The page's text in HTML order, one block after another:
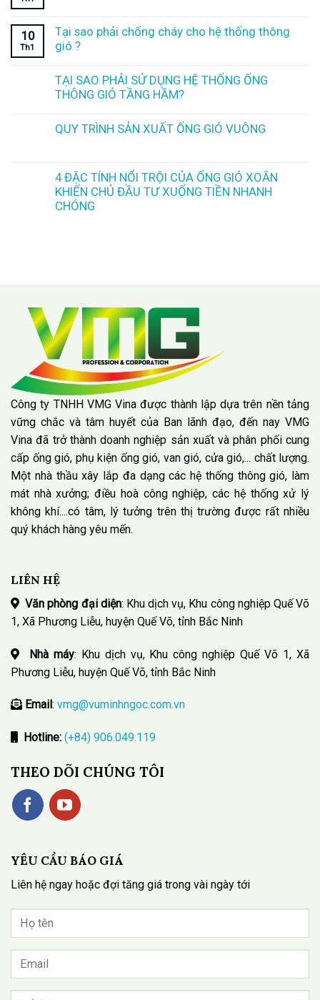
10
Th1
Tại sao phải chống cháy cho hệ thống thông
gió ?
TẠI SAO PHẢI SỬ DỤNG HỆ THỐNG ỐNG
THÔNG GIÓ TẦNG HẦM?
QUY TRÌNH SẢN XUẤT ỐNG GIÓ VUÔNG
4 ĐẶC TÍNH NỔI TRỘI CỦA ỐNG GIÓ XOẮN
KHIẾN CHỦ ĐẦU TƯ XUỐNG TIỀN NHANH
CHÓNG
Công ty TNHH VMG Vina được thành lập dựa trên nền tảng
vững chắc và tâm huyết của Ban lãnh đạo, đến nay VMG
Vina đã trở thành doanh nghiệp sản xuất và phân phối cung
cấp ống gió, phụ kiện ống gió, van gió, cửa gió,... chất lượng.
Một nhà thầu xây lắp đa dạng các hệ thống thông gió, làm
mát nhà xưởng; điều hoà công nghiệp, các hệ thống xử lý
không khí....có tâm, lý tưởng trên thị trường được rất nhiều
quý khách hàng yêu mến.
LIÊN HỆ
Văn phòng đại diện: Khu dịch vụ, Khu công nghiệp Quế Võ
1, Xã Phương Liễu, huyện Quế Võ, tỉnh Bắc Ninh
Nhà máy: Khu dịch vụ, Khu công nghiệp Quế Võ 1, Xã
Phương Liễu, huyện Quế Võ, tỉnh Bắc Ninh
Email : vmg@vuminhngoc.com.vn
Hotline: (+84) 906.049.119
THEO DÕI CHÚNG TÔI
YÊU CẦU BÁO GIÁ
Liên hệ ngay hoặc đợi tăng giá trong vài ngày tới